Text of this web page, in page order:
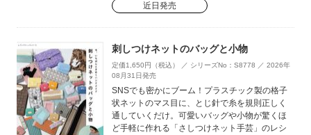
近日発売
刺しつけネットのバッグと小物
定価1,650円（税込） ／ シリーズNo：S8778 ／ 2026年
08月31日発売
SNSでも密かにブーム！プラスチック製の格子
状ネットのマス目に、とじ針で糸を規則正しく
通していくだけ。可愛いバッグや小物が驚くほ
ど手軽に作れる「さしつけネット手芸」のレシ